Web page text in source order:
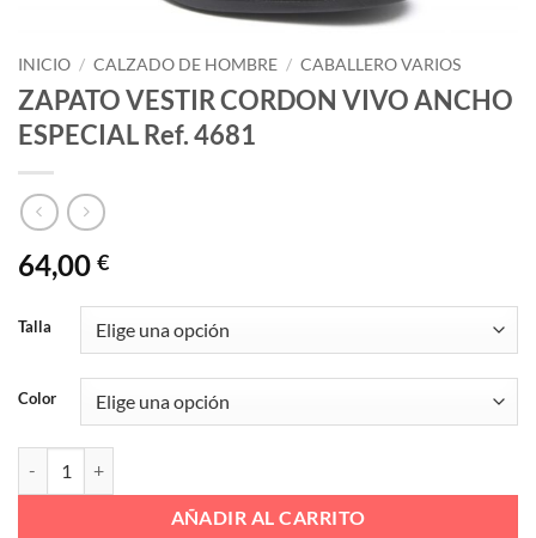
INICIO / CALZADO DE HOMBRE / CABALLERO VARIOS
ZAPATO VESTIR CORDON VIVO ANCHO
ESPECIAL Ref. 4681
64,00 €
Talla
Color
AÑADIR AL CARRITO